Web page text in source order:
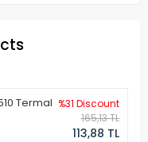
Termal %31 Discount
165,13 TL
113,88 TL